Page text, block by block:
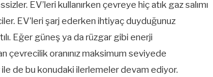
EV’leri kullanırken çevreye hiç atık gaz salımı
EV’leri şarj ederken ihtiyaç duyduğunuz
Eğer güneş ya da rüzgar gibi enerji
çevrecilik oranınız maksimum seviyede
de bu konudaki ilerlemeler devam ediyor.